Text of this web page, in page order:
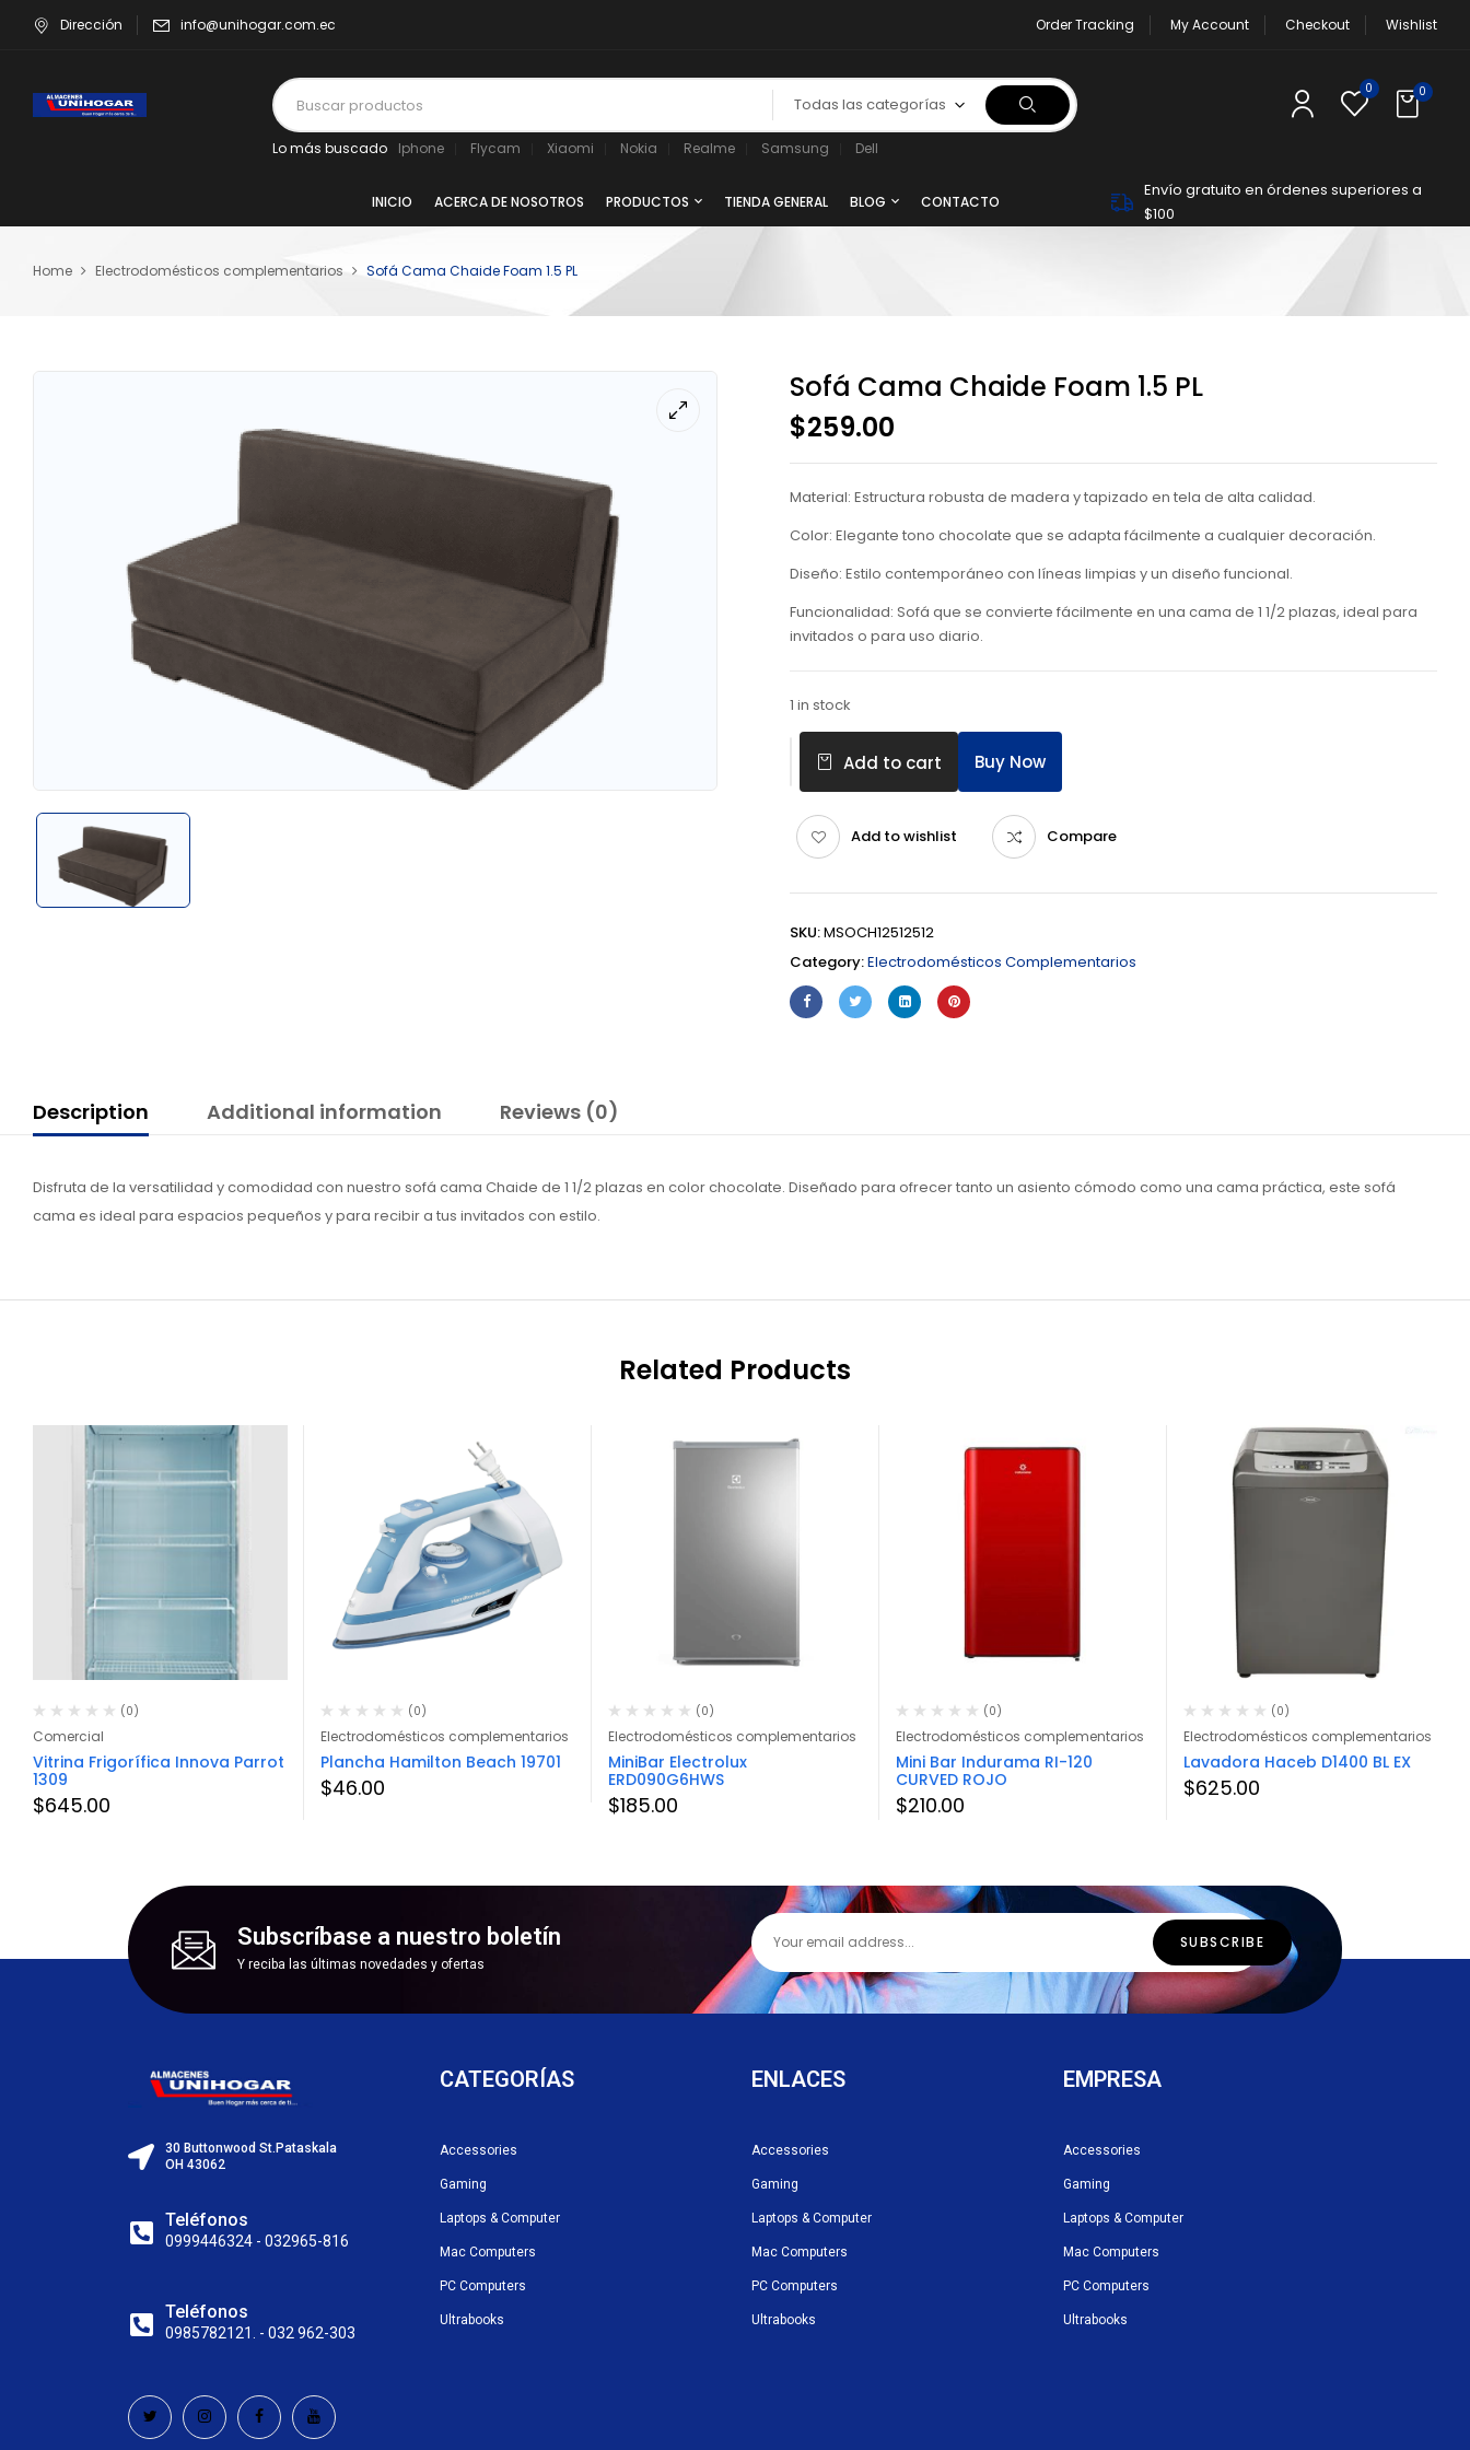
Dirección info@unihogar.com.ec Order Tracking My Account Checkout Wishlist
Todas las categorías
Lo más buscado Iphone Flycam Xiaomi Nokia Realme Samsung Dell
0 0
INICIO ACERCA DE NOSOTROS PRODUCTOS TIENDA GENERAL BLOG CONTACTO
Envío gratuito en órdenes superiores a
$100
Home Electrodomésticos complementarios Sofá Cama Chaide Foam 1.5 PL
Sofá Cama Chaide Foam 1.5 PL
$259.00
Material: Estructura robusta de madera y tapizado en tela de alta calidad.
Color: Elegante tono chocolate que se adapta fácilmente a cualquier decoración.
Diseño: Estilo contemporáneo con líneas limpias y un diseño funcional.
Funcionalidad: Sofá que se convierte fácilmente en una cama de 1 1/2 plazas, ideal para
invitados o para uso diario.
1 in stock
Add to cart Buy Now
Add to wishlist Compare
SKU:MSOCH12512512
Category:Electrodomésticos Complementarios
Description Additional information Reviews (0)
Disfruta de la versatilidad y comodidad con nuestro sofá cama Chaide de 1 1/2 plazas en color chocolate. Diseñado para ofrecer tanto un asiento cómodo como una cama práctica, este sofá
cama es ideal para espacios pequeños y para recibir a tus invitados con estilo.
Related Products
(0)
Comercial
Vitrina Frigorífica Innova Parrot
1309
$645.00
(0)
Electrodomésticos complementarios
Plancha Hamilton Beach 19701
$46.00
(0)
Electrodomésticos complementarios
MiniBar Electrolux
ERD090G6HWS
$185.00
(0)
Electrodomésticos complementarios
Mini Bar Indurama RI-120
CURVED ROJO
$210.00
(0)
Electrodomésticos complementarios
Lavadora Haceb D1400 BL EX
$625.00
Subscríbase a nuestro boletín
Y reciba las últimas novedades y ofertas
30 Buttonwood St.Pataskala
OH 43062
Teléfonos
0999446324 - 032965-816
Teléfonos
0985782121. - 032 962-303
CATEGORÍAS
Accessories
Gaming
Laptops & Computer
Mac Computers
PC Computers
Ultrabooks
ENLACES
Accessories
Gaming
Laptops & Computer
Mac Computers
PC Computers
Ultrabooks
EMPRESA
Accessories
Gaming
Laptops & Computer
Mac Computers
PC Computers
Ultrabooks